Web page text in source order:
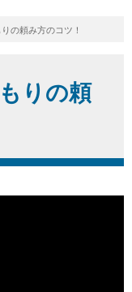
の頼み方のコツ！
りの頼